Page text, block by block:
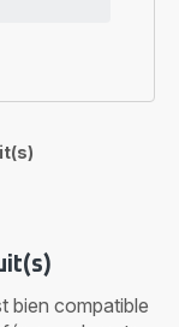
bien compatible